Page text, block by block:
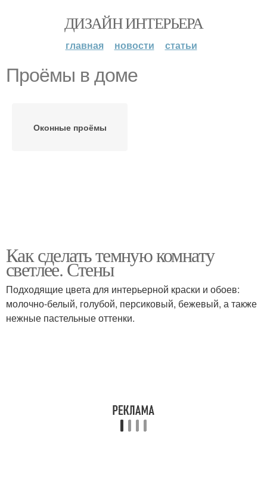
ДИЗАЙН ИНТЕРЬЕРА
главная новости статьи
Проёмы в доме
Оконные проёмы
Как сделать темную комнату
светлее. Стены
Подходящие цвета для интерьерной краски и обоев:
молочно-белый, голубой, персиковый, бежевый, а также
нежные пастельные оттенки.